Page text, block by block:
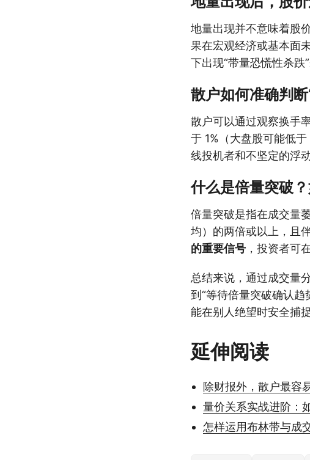
地量出现并不意味着股
果在宏观经济或基本面
下出现“带量恐慌性杀跌
散户如何准确判
散户可以通过观察换手
于 1%（大盘股可能低
线投机者和不坚定的浮
什么是倍量突破
倍量突破是指在成交量
均）的两倍或以上，且
的重要信号 ，投资者可
总结来说，通过成交量
到“等待倍量突破确认
能在别人绝望时安全捕
延伸阅读
除财报外，散户最容
量价关系实战进阶：
怎样运用布林带与成